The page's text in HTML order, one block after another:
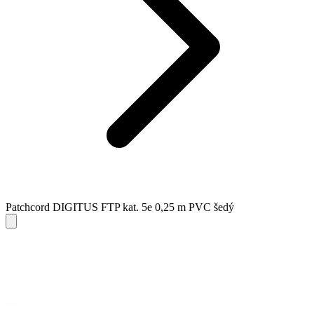
Patchcord DIGITUS FTP kat. 5e 0,25 m PVC šedý